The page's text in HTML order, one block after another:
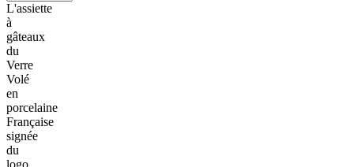
L'assiette
à
gâteaux
du
Verre
Volé
en
porcelaine
Française
signée
du
logo